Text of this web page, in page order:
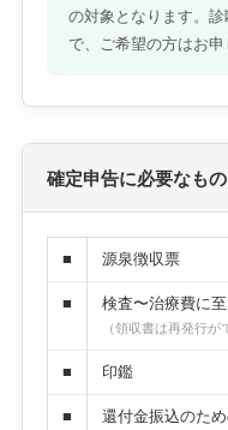
の対象となります。
で、ご希望の方はお申
確定申告に必要なもの
■ 源泉徴収票
■ 検査〜治療費に
（領収書は再発行が
■ 印鑑
■ 還付金振込のた